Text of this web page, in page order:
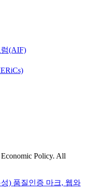
럼(AIF)
Policy. All